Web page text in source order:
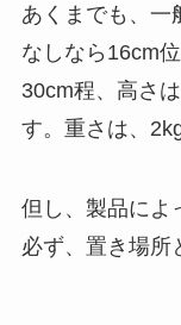
あくまでも、一
なしなら16cm
30cm程、高さ
す。重さは、
但し、製品によ
必ず、置き場所